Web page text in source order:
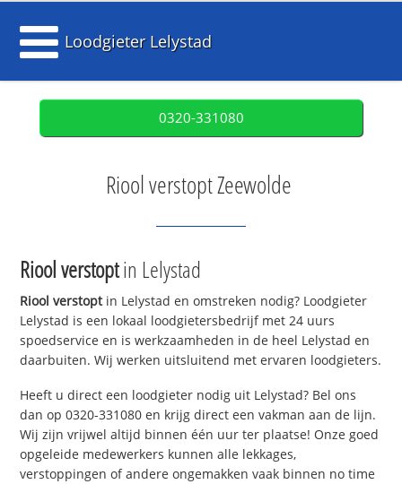
Loodgieter Lelystad
0320-331080
Riool verstopt Zeewolde
Riool verstoptin Lelystad
Riool verstoptin Lelystad en omstreken nodig? Loodgieter
Lelystad is een lokaal loodgietersbedrijf met 24 uurs
spoedservice en is werkzaamheden in de heel Lelystad en
daarbuiten. Wij werken uitsluitend met ervaren loodgieters.
Heeft u direct een loodgieter nodig uit Lelystad? Bel ons
dan op 0320-331080 en krijg direct een vakman aan de lijn.
Wij zijn vrijwel altijd binnen één uur ter plaatse! Onze goed
opgeleide medewerkers kunnen alle lekkages,
verstoppingen of andere ongemakken vaak binnen no time